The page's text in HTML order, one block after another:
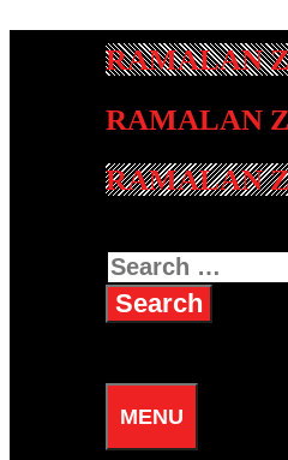
RAMALAN
Search
for:
MENU